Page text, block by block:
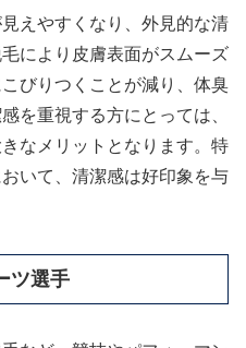
えやすくなり、外見的な清
により皮膚表面がスムーズ
びりつくことが減り、体臭
を重視する方にとっては、
なメリットとなります。特
いて、清潔感は好印象を与
ツ選手